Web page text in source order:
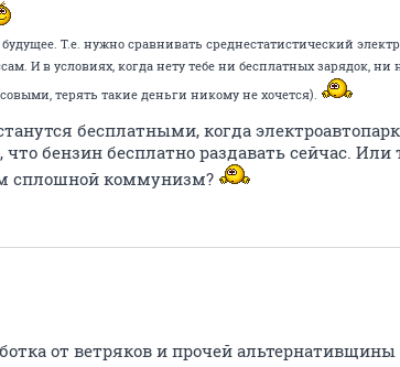
Т.е. нужно сравнивать среднестатистический
И в условиях, когда нету тебе ни бесплатных зарядок, ни
терять такие деньги никому не хочется).
бесплатными, когда
что бензин бесплатно раздавать сейчас.
сплошной коммунизм?
от ветряков и прочей